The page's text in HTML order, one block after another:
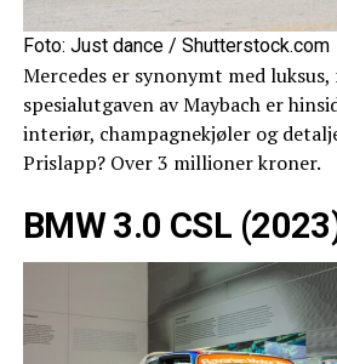
Foto: Just dance / Shutterstock.com
Mercedes er synonymt med luksus,
spesialutgaven av Maybach er
interiør, champagnekjøler og
Prislapp? Over 3 millioner kroner.
BMW 3.0 CSL